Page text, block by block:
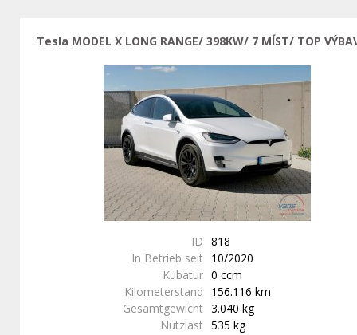
Tesla MODEL X LONG RANGE/ 398KW/ 7 MÍST/ TOP
ID 818
In Betrieb seit
10/2020
Kubatur 0 ccm
Kilometerstand
156.116 km
Gesamtgewicht 3.040 kg
Nutzlast 535 kg